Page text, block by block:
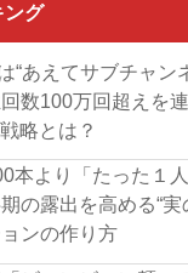
ング
“あえてサブチャン
数100万回超えを
略とは？
本より「たった１
の露出を高める“実
ンの作り方